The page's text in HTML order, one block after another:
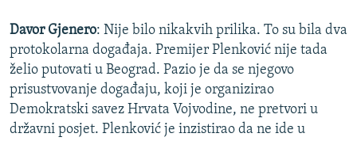
Davor Gjenero: Nije bilo nikakvih prilika. To su bila dva
protokolarna događaja. Premijer Plenković nije tada
želio putovati u Beograd. Pazio je da se njegovo
prisustvovanje događaju, koji je organizirao
Demokratski savez Hrvata Vojvodine, ne pretvori u
državni posjet. Plenković je inzistirao da ne ide u